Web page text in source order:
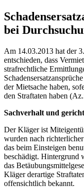
bei
Am 14.03.2013 hat der
entschieden, dass
strafrechtliche
der Mietsache haben,
den Straftaten haben
Sachverhalt und
Der Kläger ist
wurden nach
das beim Einsteigen
beschädigt. Hintergrund
das
Kläger derartige
offensichtlich bekannt.